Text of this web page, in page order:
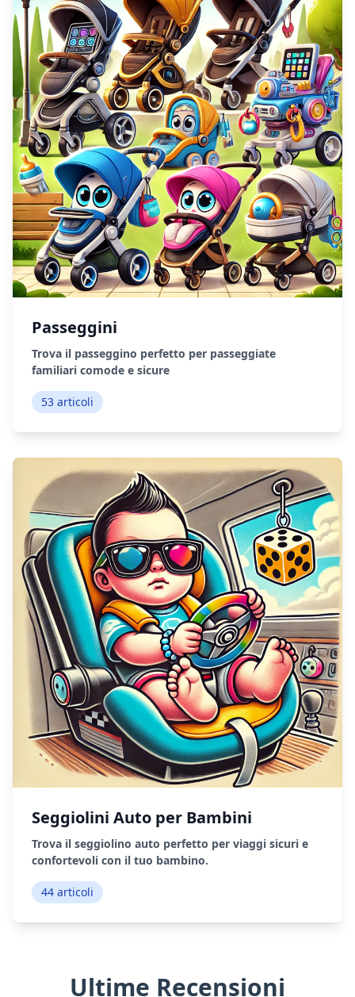
Passeggini
Trova il passeggino perfetto per passeggiate
familiari comode e sicure
53 articoli
Seggiolini Auto per Bambini
Trova il seggiolino auto perfetto per viaggi sicuri e
confortevoli con il tuo bambino.
44 articoli
Ultime Recensioni